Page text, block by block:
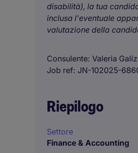
disabilità), la tua
inclusa l'eventuale
valutazione della
Consulente Valeria
Job ref JN-102025-
Riepilogo
Settore
Finance & Accounting